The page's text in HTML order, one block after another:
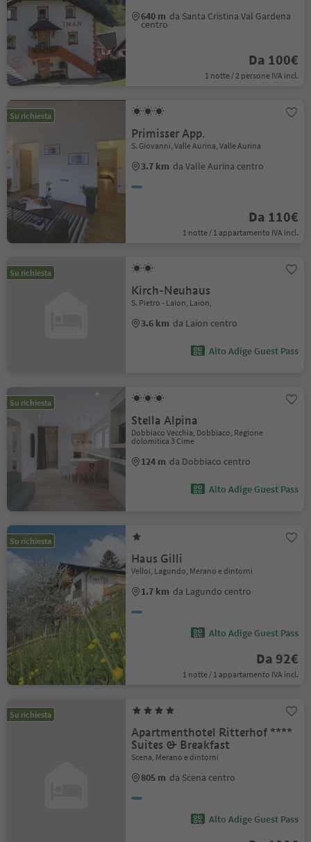
640 m da Santa Cristina Val Gardena
centro
Da 100€
1 notte / 2 persone IVA incl.
Su richiesta
Primisser App.
S. Giovanni, Valle Aurina, Valle Aurina
3.7 km da Valle Aurina centro
Da 110€
1 notte / 1 appartamento IVA incl.
Su richiesta
Kirch-Neuhaus
S. Pietro - Laion, Laion,
3.6 km da Laion centro
Alto Adige Guest Pass
Su richiesta
Stella Alpina
Dobbiaco Vecchia, Dobbiaco, Regione
dolomitica 3 Cime
124 m da Dobbiaco centro
Alto Adige Guest Pass
Su richiesta
Haus Gilli
Velloi, Lagundo, Merano e dintorni
1.7 km da Lagundo centro
Alto Adige Guest Pass
Da 92€
1 notte / 1 appartamento IVA incl.
Su richiesta
Apartmenthotel Ritterhof ****
Suites & Breakfast
Scena, Merano e dintorni
805 m da Scena centro
Alto Adige Guest Pass